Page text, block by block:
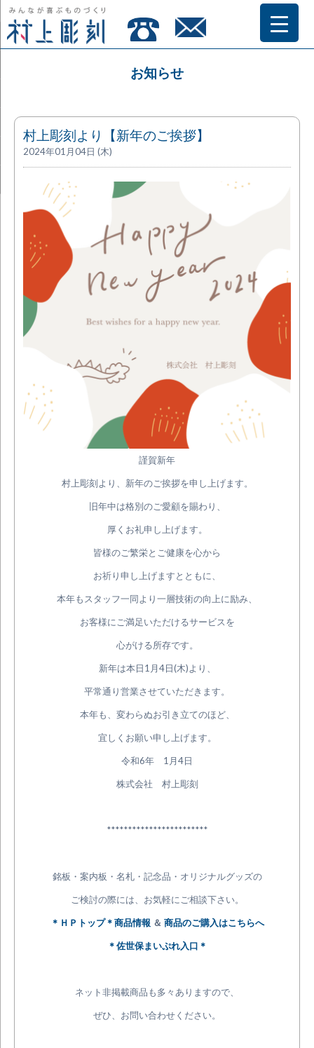
お知らせ
村上彫刻より【新年のご挨拶】
2024年01月04日 (木)
謹賀新年
村上彫刻より、新年のご挨拶を申し上げます。
旧年中は格別のご愛顧を賜わり、
厚くお礼申し上げます。
皆様のご繁栄とご健康を心から
お祈り申し上げますとともに、
本年もスタッフ一同より一層技術の向上に励み、
お客様にご満足いただけるサービスを
心がける所存です。
新年は本日1月4日(木)より、
平常通り営業させていただきます。
本年も、変わらぬお引き立てのほど、
宜しくお願い申し上げます。
令和6年 1月4日
株式会社 村上彫刻
************************
銘板・案内板・名札・記念品・オリジナルグッズの
ご検討の際には、お気軽にご相談下さい。
＊ＨＰトップ＊商品情報 ＆ 商品のご購入はこちらへ
＊佐世保まいぷれ入口＊
ネット非掲載商品も多々ありますので、
ぜひ、お問い合わせください。